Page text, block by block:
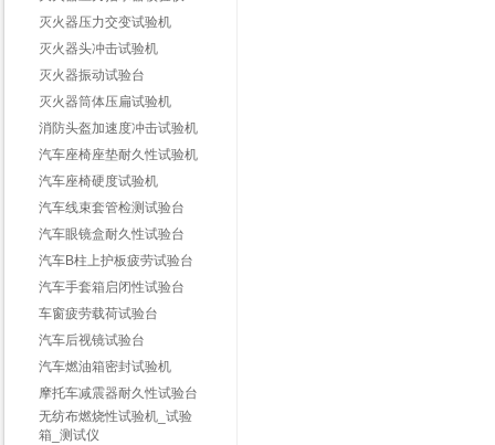
灭火器压力交变试验机
灭火器头冲击试验机
灭火器振动试验台
灭火器筒体压扁试验机
消防头盔加速度冲击试验机
汽车座椅座垫耐久性试验机
汽车座椅硬度试验机
汽车线束套管检测试验台
汽车眼镜盒耐久性试验台
汽车B柱上护板疲劳试验台
汽车手套箱启闭性试验台
车窗疲劳载荷试验台
汽车后视镜试验台
汽车燃油箱密封试验机
摩托车减震器耐久性试验台
无纺布燃烧性试验机_试验
箱_测试仪